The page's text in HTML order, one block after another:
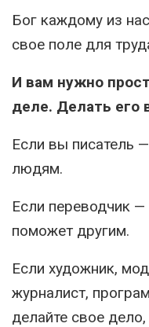
Бог каждому из
свое поле для
И вам нужно
деле. Делать его
Если вы писатель
людям.
Если переводчик —
поможет другим.
Если художник,
журналист,
делайте свое